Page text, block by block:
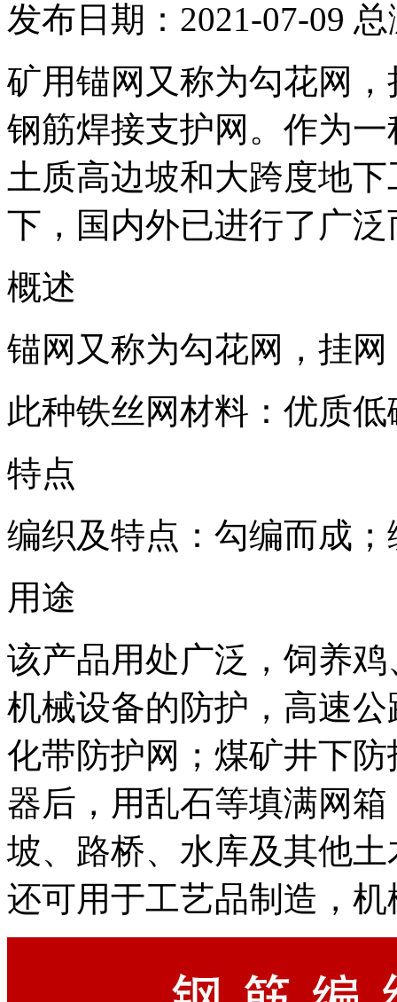
发布日期：2021-07-09
矿用锚网又称为勾花网
钢筋焊接支护网。作为
土质高边坡和大跨度地
下，国内外已进行了广
概述
锚网又称为勾花网，挂
此种铁丝网材料：优质
特点
编织及特点：勾编而成
用途
该产品用处广泛，饲养
机械设备的防护，高速
化带防护网；煤矿井下
器后，用乱石等填满网
坡、路桥、水库及其他
还可用于工艺品制造，